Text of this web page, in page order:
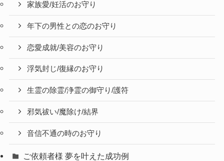
家族愛/妊活のお守り
年下の男性との恋のお守り
恋愛成就/美容のお守り
浮気封じ/復縁のお守り
生霊の除霊/浄霊の御守り/護符
邪気祓い/魔除け/結界
音信不通の時のお守り
ご依頼者様 夢を叶えた成功例